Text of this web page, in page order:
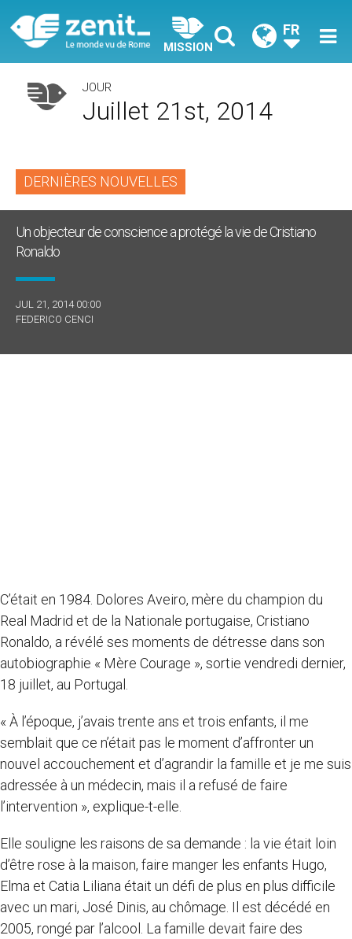
MISSION
FR
JOUR
Juillet 21st, 2014
DERNIÈRES NOUVELLES
Un objecteur de conscience a protégé la vie de Cristiano
Ronaldo
JUL 21, 2014 00:00
FEDERICO CENCI
C’était en 1984. Dolores Aveiro, mère du champion du
Real Madrid et de la Nationale portugaise, Cristiano
Ronaldo, a révélé ses moments de détresse dans son
autobiographie « Mère Courage », sortie vendredi dernier,
18 juillet, au Portugal.
« À l’époque, j’avais trente ans et trois enfants, il me
semblait que ce n’était pas le moment d’affronter un
nouvel accouchement et d’agrandir la famille et je me suis
adressée à un médecin, mais il a refusé de faire
l’intervention », explique-t-elle.
Elle souligne les raisons de sa demande : la vie était loin
d’être rose à la maison, faire manger les enfants Hugo,
Elma et Catia Liliana était un défi de plus en plus difficile
avec un mari, José Dinis, au chômage. Il est décédé en
2005, rongé par l’alcool. La famille devait faire des